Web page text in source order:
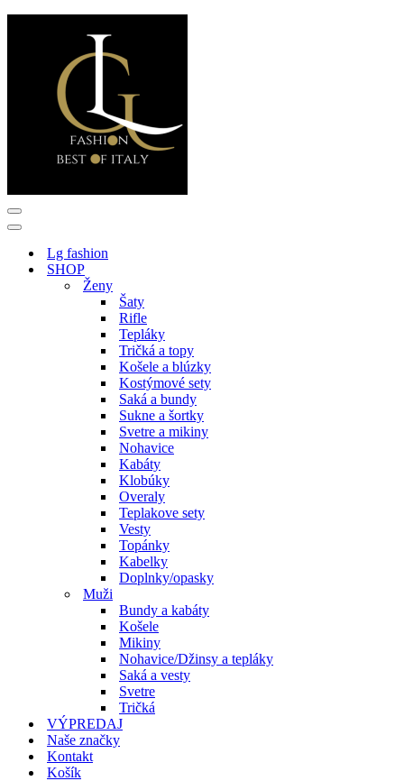
Menu
navigácie
Menu
navigácieLg fashion
SHOP
Ženy
Šaty
Rifle
Tepláky
Tričká a topy
Košele a blúzky
Kostýmové sety
Saká a bundy
Sukne a šortky
Svetre a mikiny
Nohavice
Kabáty
Klobúky
Overaly
Teplakove sety
Vesty
Topánky
Kabelky
Doplnky/opasky
Muži
Bundy a kabáty
Košele
Mikiny
Nohavice/Džinsy a tepláky
Saká a vesty
Svetre
Tričká
VÝPREDAJ
Naše značky
Kontakt
Košík